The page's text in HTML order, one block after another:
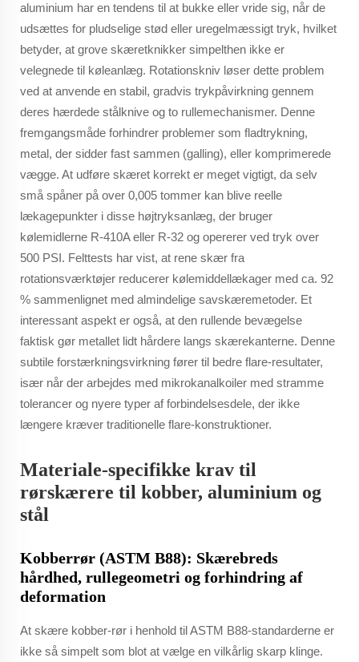
aluminium har en tendens til at bukke eller vride sig, når de
udsættes for pludselige stød eller uregelmæssigt tryk, hvilket
betyder, at grove skæretknikker simpelthen ikke er
velegnede til køleanlæg. Rotationskniv løser dette problem
ved at anvende en stabil, gradvis trykpåvirkning gennem
deres hærdede stålknive og to rullemechanismer. Denne
fremgangsmåde forhindrer problemer som fladtrykning,
metal, der sidder fast sammen (galling), eller komprimerede
vægge. At udføre skæret korrekt er meget vigtigt, da selv
små spåner på over 0,005 tommer kan blive reelle
lækagepunkter i disse højtryksanlæg, der bruger
kølemidlerne R-410A eller R-32 og opererer ved tryk over
500 PSI. Felttests har vist, at rene skær fra
rotationsværktøjer reducerer kølemiddellækager med ca. 92
% sammenlignet med almindelige savskæremetoder. Et
interessant aspekt er også, at den rullende bevægelse
faktisk gør metallet lidt hårdere langs skærekanterne. Denne
subtile forstærkningsvirkning fører til bedre flare-resultater,
især når der arbejdes med mikrokanalkoiler med stramme
tolerancer og nyere typer af forbindelsesdele, der ikke
længere kræver traditionelle flare-konstruktioner.
Materiale-specifikke krav til
rørskærere til kobber, aluminium og
stål
Kobberrør (ASTM B88): Skærebreds
hårdhed, rullegeometri og forhindring af
deformation
At skære kobber-rør i henhold til ASTM B88-standarderne er
ikke så simpelt som blot at vælge en vilkårlig skarp klinge.